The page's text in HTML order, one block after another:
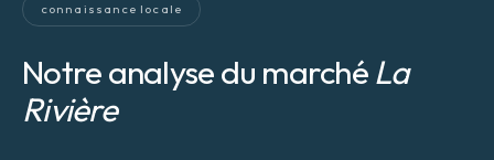
connaissance locale
Notre analyse du marchéLa
Rivière